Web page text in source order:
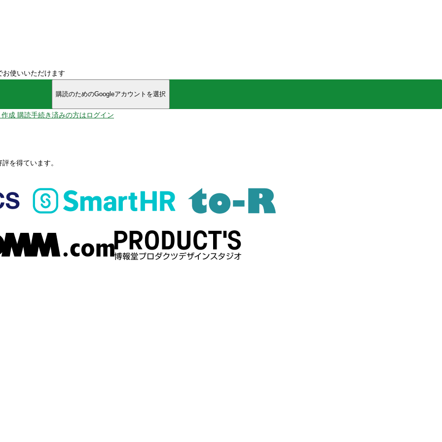
使いいただけます
購読のためのGoogleアカウントを選択
成 購読手続き済みの方はログイン
を得ています。